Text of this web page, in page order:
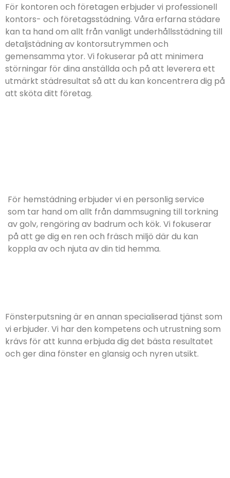
För kontoren och företagen erbjuder vi professionell
kontors- och företagsstädning. Våra erfarna städare
kan ta hand om allt från vanligt underhållsstädning till
detaljstädning av kontorsutrymmen och
gemensamma ytor. Vi fokuserar på att minimera
störningar för dina anställda och på att leverera ett
utmärkt städresultat så att du kan koncentrera dig på
att sköta ditt företag.
För hemstädning erbjuder vi en personlig service
som tar hand om allt från dammsugning till torkning
av golv, rengöring av badrum och kök. Vi fokuserar
på att ge dig en ren och fräsch miljö där du kan
koppla av och njuta av din tid hemma.
Fönsterputsning är en annan specialiserad tjänst som
vi erbjuder. Vi har den kompetens och utrustning som
krävs för att kunna erbjuda dig det bästa resultatet
och ger dina fönster en glansig och nyren utsikt.